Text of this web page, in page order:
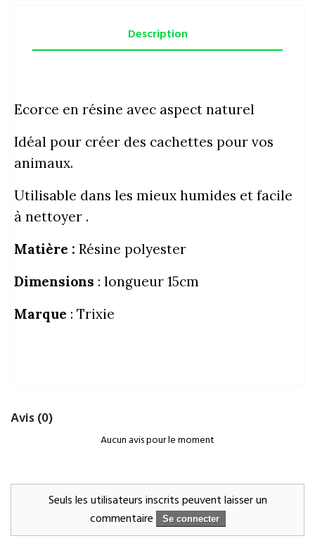
Description
Ecorce en résine avec aspect naturel
Idéal pour créer des cachettes pour vos
animaux.
Utilisable dans les mieux humides et facile
à nettoyer .
Matière : Résine polyester
Dimensions : longueur 15cm
Marque : Trixie
Avis(0)
Aucun avis pour le moment
Seuls les utilisateurs inscrits peuvent laisser un
commentaire
Se connecter